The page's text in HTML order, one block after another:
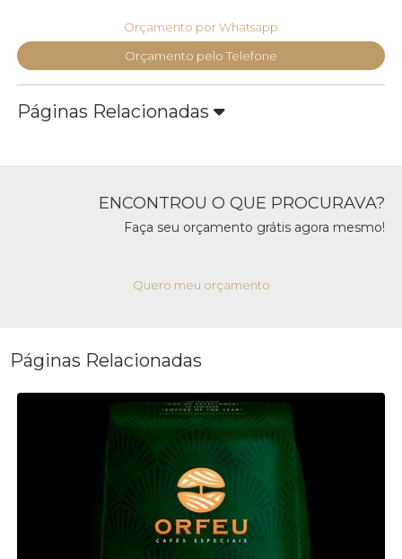
Orçamento por Whatsapp
Orçamento pelo Telefone
Páginas Relacionadas
ENCONTROU O QUE PROCURAVA?
Faça seu orçamento grátis agora mesmo!
Quero meu orçamento
Páginas Relacionadas